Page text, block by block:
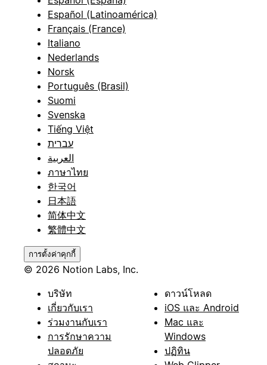
Español (Latinoamérica)
Français (France)
Italiano
Nederlands
Norsk
Português (Brasil)
Suomi
Svenska
Tiếng Việt
עברית
العربية
ภาษาไทย
한국어
日本語
简体中文
繁體中文
การตั้งค่าคุกกี้
© 2026 Notion Labs, Inc.
บริษัท
เกี่ยวกับเรา
ร่วมงานกับเรา
การรักษาความ
ปลอดภัย
ดาวน์โหลด
iOS และ Android
Mac และ
Windows
ปฏิทิน